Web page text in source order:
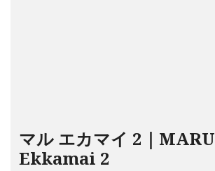
マル エカマイ 2｜MARU
Ekkamai 2